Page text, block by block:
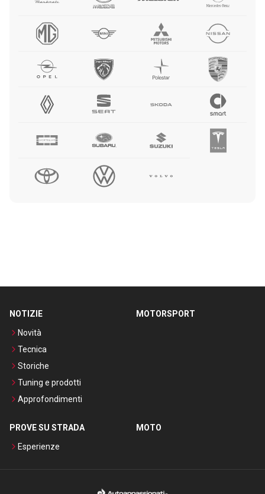
NOTIZIE
Novità
Tecnica
Storiche
Tuning e prodotti
Approfondimenti
MOTORSPORT
PROVE SU STRADA
Esperienze
MOTO